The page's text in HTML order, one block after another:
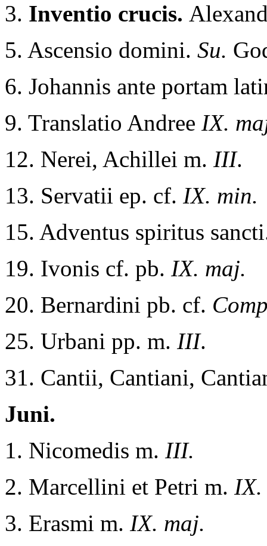
3. Inventio crucis.
5. Ascensio domini. Su.
6. Johannis ante portam
9. Translatio Andree IX.
12. Nerei, Achillei m. III.
13. Servatii ep. cf. IX. min.
15. Adventus spiritus
19. Ivonis cf. pb. IX. maj.
20. Bernardini pb. cf.
25. Urbani pp. m. III.
31. Cantii, Cantiani,
Juni.
1. Nicomedis m. III.
2. Marcellini et Petri m. IX.
3. Erasmi m. IX. maj.